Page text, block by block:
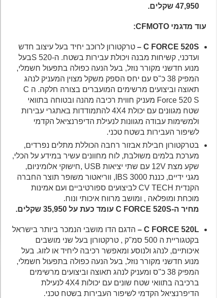
47,950 שקלים.
עוד מדגמיCFMOTO
:
C FORCE 520S –
טרקטורון לרוכב יחיד בעל עיצוב חדש
ועדכני, קשיחות מבנה ויכולת עבירות בשטח. ה-520 Sבעל
מנוע חדשני מקורר נוזל, בעל הנעה כפולה בתפעול חשמלי,
המפיק 38 כ"ס עם יחס הספק משקל מצוין המעניק לנהג
תאוצה וביצועים מרשימים המועברים בצורה חלקה. ה C
Force 520 S מעניק חווית רכיבה מהנה ובטוחה בתוואי
שטח מגוונים עם יכולת 4X4 להתמודדות באתגרי עבירות
ולמשימות עבודה מגוונות לנעילת הדיפרנציאל הקדמי
לשיפור העבירות בשטח טכני.
בטרקטורון חבילת אבזור רחבה הכוללת מתלים נפרדים,
מערכת בלמים משולבת, לוח מחוונים עשיר במידע על הכלי,
שקע מצת 12V עם שתי יציאות USB ,חישוקי אלומיניום,
מגני ידיים, כננת IBS 3000, ווריאטור משופר תוצר החברה
הקנדית CV TECH לביצועים ספורטיביים ועם אמינות
מוכחת ומופלאה , ומושב מרווח איכותי ונוח.
מחיר ה-C FORCE 520S עומד כעת על 35,950 שקלים.
C FORCE 520L –
הדגם הדו מושבי הנמכר ביותר בישראל
בקטגוריית ה 500 סמ"ק , טרקטורון בעל שני מושבים
איכותיים, לנהג ולנוסע ומאפשר רכיבה ליחיד או לזוג. בעל
מנוע חדשני מקורר נוזל, בעל הנעה כפולה בתפעול חשמלי,
המפיק 38 כ"ס ומעניק לנהג תאוצה וביצועים מרשימים
ברכיבה בתוואי שטח שונים עם יכולות 4X4 לנעילת
הדיפרנציאל הקדמי לשיפור העבירות בשטח טכני.